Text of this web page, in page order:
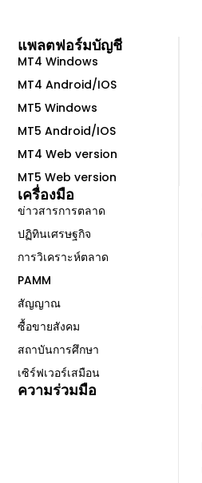
แพลตฟอร์มบัญชี
MT4 Windows
MT4 Android/IOS
MT5 Windows
MT5 Android/IOS
MT4 Web version
MT5 Web version
เครื่องมือ
ข่าวสารการตลาด
ปฏิทินเศรษฐกิจ
การวิเคราะห์ตลาด
PAMM
สัญญาณ
ซื้อขายสังคม
สถาบันการศึกษา
เซิร์ฟเวอร์เสมือน
ความร่วมมือ